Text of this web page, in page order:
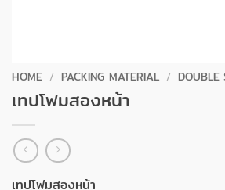
HOME / PACKING MATERIAL / DOUBLE
เทปโฟมสองหน้า
เทปโฟมสองหน้า